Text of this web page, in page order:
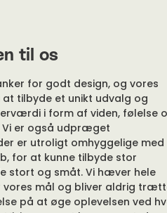
til os
for godt design, og vores
tilbyde et unikt udvalg og
i form af viden, følelse
er også udpræget
er utroligt omhyggelige med
for at kunne tilbyde stor
stort og småt. Vi hæver hele
vores mål og bliver aldrig
på at øge oplevelsen ved